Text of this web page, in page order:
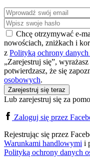
Chcę otrzymywać e-
nowościach, zniżkach i
z Polityką ochrony
„Zarejestruj się”,
potwierdzasz, że się
osobowych.
Zarejestruj się teraz
Lub zarejestruj się za
Zaloguj się przez
Rejestrując się przez
Warunkami handlowymi i
Polityką ochrony danych